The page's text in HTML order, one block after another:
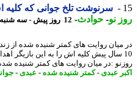
سرنوشت تلخ جوانی که کلیه اش
نو- حوادث -12 روز پیش - سه شنبه 6 مرداد 1405، 20:57
روایت های کمتر شنیده شده از زندگی
سال پیش کلیه اش را به این بازیگر اهدا
:در میان روایت های کمتر شنیده شده ...
عبدی-کمتر شنیده شده-عبدی-جوانی-